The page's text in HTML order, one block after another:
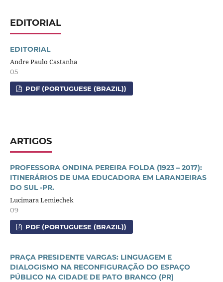
EDITORIAL
EDITORIAL
Andre Paulo Castanha
05
PDF (PORTUGUESE (BRAZIL))
ARTIGOS
PROFESSORA ONDINA PEREIRA FOLDA (1923 – 2017):
ITINERÁRIOS DE UMA EDUCADORA EM LARANJEIRAS
DO SUL -PR.
Lucimara Lemiechek
09
PDF (PORTUGUESE (BRAZIL))
PRAÇA PRESIDENTE VARGAS: LINGUAGEM E
DIALOGISMO NA RECONFIGURAÇÃO DO ESPAÇO
PÚBLICO NA CIDADE DE PATO BRANCO (PR)